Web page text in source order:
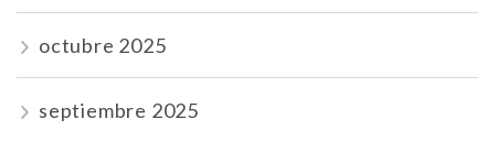
octubre 2025
septiembre 2025